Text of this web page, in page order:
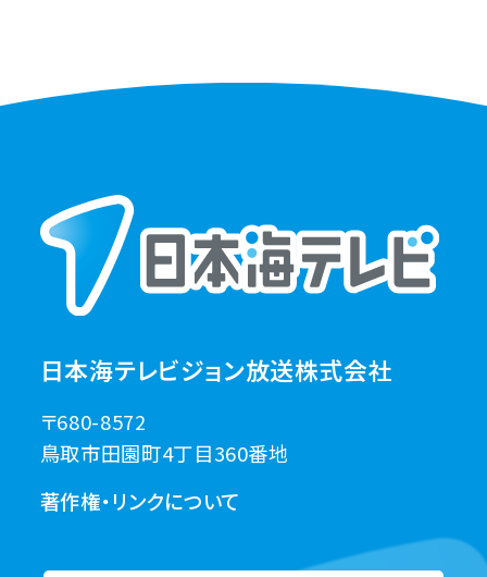
日本海テレビジョン放送株式会社
〒680-8572
鳥取市田園町4丁目360番地
著作権・リンクについて